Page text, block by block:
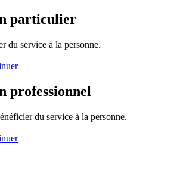
particulier
du service à la personne.
professionnel
du service à la personne.